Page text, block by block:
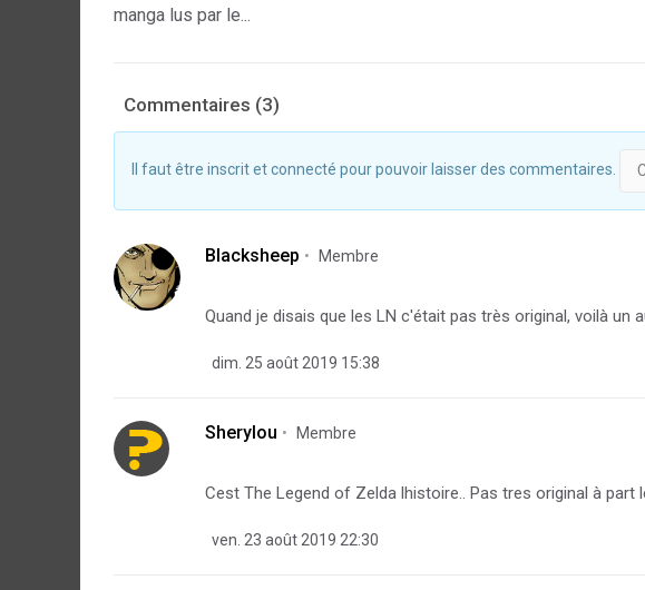
manga lus par le...
Commentaires (3)
Il faut être inscrit et connecté pour pouvoir laisser des commentaires.
Blacksheep Membre
Quand je disais que les LN c'était pas très original, voilà un
dim. 25 août 2019 15:38
Sherylou Membre
Cest The Legend of Zelda lhistoire.. Pas tres original à part
ven. 23 août 2019 22:30